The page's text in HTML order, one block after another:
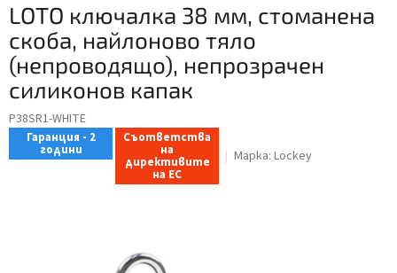
LOTO ключалка 38 мм, стоманена
скоба, найлоново тяло
(непроводящо), непрозрачен
силиконов капак
P38SR1-WHITE
Гаранция - 2
години
Съответства
на
директивите
на ЕС
Марка: Lockey